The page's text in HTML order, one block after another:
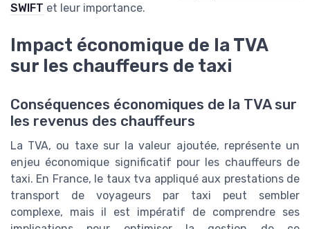
SWIFT et leur importance.
Impact économique de la TVA
sur les chauffeurs de taxi
Conséquences économiques de la TVA sur
les revenus des chauffeurs
La TVA, ou taxe sur la valeur ajoutée, représente un
enjeu économique significatif pour les chauffeurs de
taxi. En France, le taux tva appliqué aux prestations de
transport de voyageurs par taxi peut sembler
complexe, mais il est impératif de comprendre ses